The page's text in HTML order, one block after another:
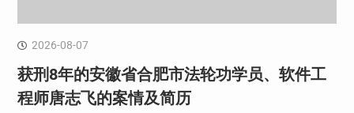
2026-08-07
获刑8年的安徽省合肥市法轮功学员、软件工
程师唐志飞的案情及简历